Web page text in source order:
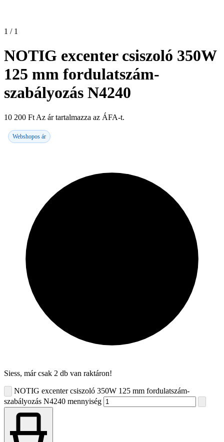
1 / 1
NOTIG excenter csiszoló 350W
125 mm fordulatszám-
szabályozás N4240
10 200 Ft Az ár tartalmazza az ÁFA-t.
Webshopos ár
Siess, már csak 2 db van raktáron!
NOTIG excenter csiszoló 350W 125 mm fordulatszám-
szabályozás N4240 mennyiség